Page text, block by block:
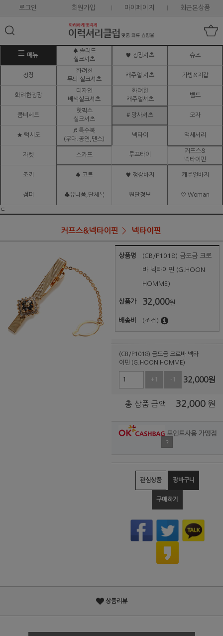
로그인 회원가입 마이페이지 최근본상품
메뉴
♠ 솔리드
실크셔츠
♥ 정장셔츠 슈즈
정장
화려한
무늬 실크셔츠
캐주얼 셔츠 가방&지갑
화려한정장
디자인
배색실크셔츠
화려한
캐주얼셔츠
벨트
콤비세트
핫픽스
실크셔츠
# 망사셔츠 모자
★ 턱시도
♬ 특수복
(무대.공연,댄스)
넥타이 액세서리
자켓 스카프 루프타이
커프스&
넥타이핀
조끼 ♠ 코트 ♥ 정장바지 캐주얼바지
점퍼 ♣유니폼,단체복 원단정보 ♡ Woman
ㅌ
커프스&넥타이핀 넥타이핀
상품명 (CB/P1018) 금도금 크로
바 넥타이핀 (G.HOON
HOMME)
상품가 32,000원
배송비 (조건)
(CB/P1018) 금도금 크로바 넥타
이핀 (G.HOON HOMME)
+1 -1 32,000원
총 상품 금액 32,000 원
포인트사용 가맹점
?
관심상품 장바구니
구매하기
상품리뷰